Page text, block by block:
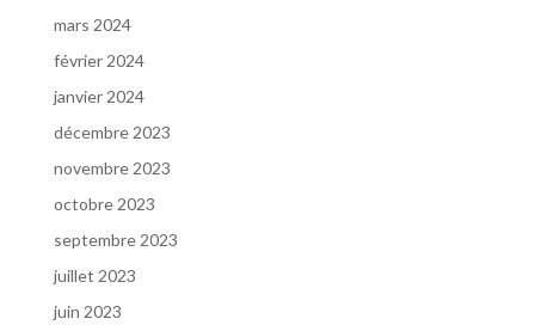
mars 2024
février 2024
janvier 2024
décembre 2023
novembre 2023
octobre 2023
septembre 2023
juillet 2023
juin 2023